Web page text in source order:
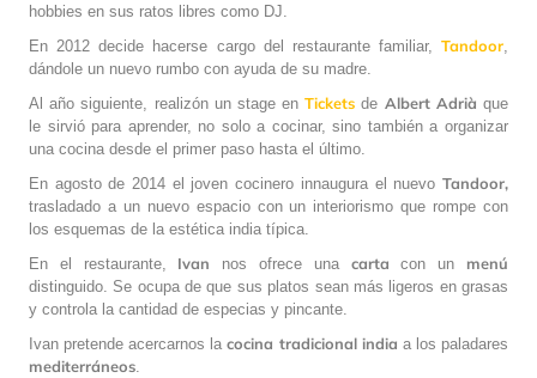
hobbies en sus ratos libres como DJ.
En 2012 decide hacerse cargo del restaurante familiar, Tandoor,
dándole un nuevo rumbo con ayuda de su madre.
Al año siguiente, realizón un stage enTickets de Albert Adrià que
le sirvió para aprender, no solo a cocinar, sino también a organizar
una cocina desde el primer paso hasta el último.
En agosto de 2014 el joven cocinero innaugura el nuevo Tandoor,
trasladado a un nuevo espacio con un interiorismo que rompe con
los esquemas de la estética india típica.
En el restaurante, Ivan nos ofrece una carta con un menú
distinguido. Se ocupa de que sus platos sean más ligeros en grasas
y controla la cantidad de especias y pincante.
Ivan pretende acercarnos lacocina tradicional india a los paladares
mediterráneos.